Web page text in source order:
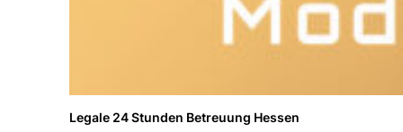
Legale 24 Stunden Betreuung Hessen